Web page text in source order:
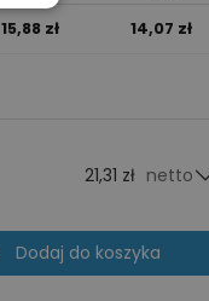
15,88 zł 14,07 zł
21,31 zł netto
Dodaj do koszyka